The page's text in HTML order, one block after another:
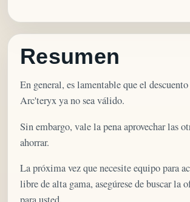
Resumen
En general, es lamentable que el
Arc'teryx ya no sea válido.
Sin embargo, vale la pena aprovechar las
ahorrar.
La próxima vez que necesite equipo para
libre de alta gama, asegúrese de buscar la